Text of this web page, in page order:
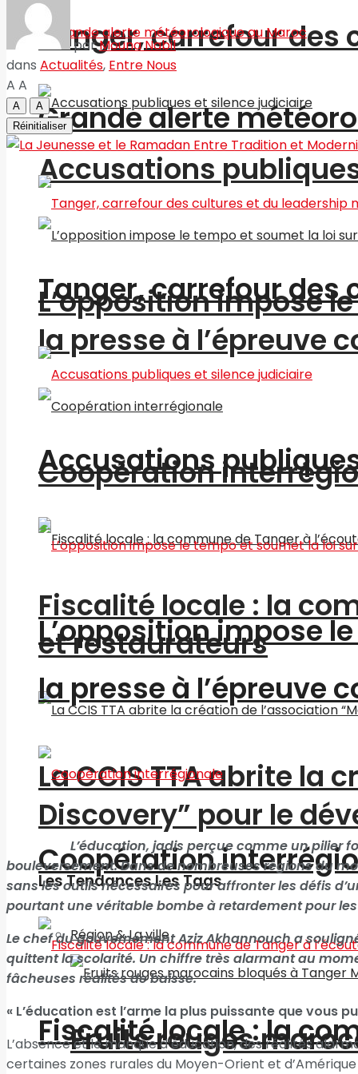
Tanger, carrefour
Accusations
L’opposition impose
la presse à l’épreuve
Coopération
Fiscalité locale : la
et restaurateurs
La CCIS TTA abrite la
Discovery” pour le
Les Tendances Les Tags
Région & La ville
Fruits rouges
Grande alerte
Tanger, carrefour
Accusations
L’opposition impose
la presse à l’épreuve
Coopération
Fiscalité locale : la
parMouna Nabil
dans Actualités, Entre Nous
A A
A
A
Réinitialiser
L’éducation, jadis perçue comme un pilier
bouleversement. Dans de nombreuses régions du
sans les outils nécessaires pour affronter les défis
pourtant une véritable bombe à retardement pour
Le chef du gouvernement Aziz Akhannouch a
quittent la scolarité. Un chiffre très alarmant au
fâcheuses réalités de baisse.
« L’éducation est l’arme la plus puissante que vous
L’absence et le manque d’éducation, des réalités
certaines zones rurales du Moyen-Orient et d’Amérique